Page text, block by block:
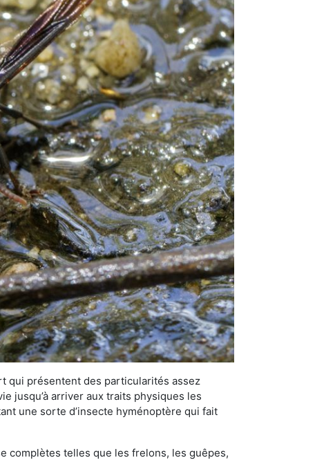
qui présentent des particularités assez
jusqu’à arriver aux traits physiques les
une sorte d’insecte hyménoptère qui fait
complètes telles que les frelons, les guêpes,